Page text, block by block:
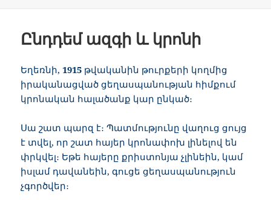
Ընդդեմ ազգի և կրոնի
Եղեռնի,1915 թվականին թուրքերի կողմից
իրականացված ցեղասպանության հիմքում
կրոնական հալածանք կար ընկած։
Սա շատ պարզ է։ Պատմությունը վաղուց ցույց
է տվել, որ շատ հայեր կրոնափոխ լինելով են
փրկվել։ Եթե հայերը քրիստոնյա չլինեին, կամ
իսլամ դավանեին, գուցե ցեղասպանություն
չգործվեր։